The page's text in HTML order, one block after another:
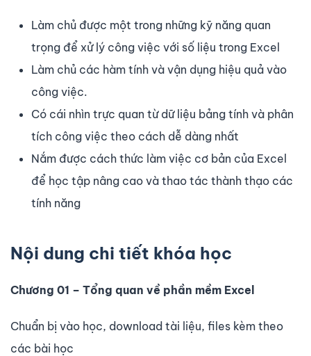
Làm chủ được một trong những kỹ năng quan
trọng để xử lý công việc với số liệu trong Excel
Làm chủ các hàm tính và vận dụng hiệu quả vào
công việc.
Có cái nhìn trực quan từ dữ liệu bảng tính và phân
tích công việc theo cách dễ dàng nhất
Nắm được cách thức làm việc cơ bản của Excel
để học tập nâng cao và thao tác thành thạo các
tính năng
Nội dung chi tiết khóa học
Chương 01 – Tổng quan về phần mềm Excel
Chuẩn bị vào học, download tài liệu, files kèm theo
các bài học